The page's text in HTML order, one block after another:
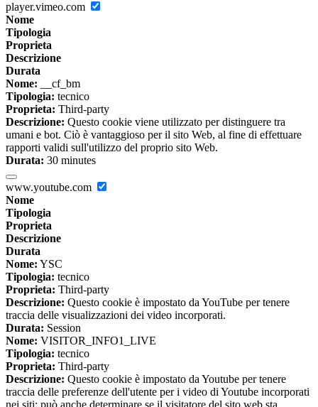
player.vimeo.com
Nome
Tipologia
Proprieta
Descrizione
Durata
Nome: __cf_bm
Tipologia: tecnico
Proprieta: Third-party
Descrizione: Questo cookie viene utilizzato per distinguere tra
umani e bot. Ciò è vantaggioso per il sito Web, al fine di effettuare
rapporti validi sull'utilizzo del proprio sito Web.
Durata: 30 minutes
www.youtube.com
Nome
Tipologia
Proprieta
Descrizione
Durata
Nome: YSC
Tipologia: tecnico
Proprieta: Third-party
Descrizione: Questo cookie è impostato da YouTube per tenere
traccia delle visualizzazioni dei video incorporati.
Durata: Session
Nome: VISITOR_INFO1_LIVE
Tipologia: tecnico
Proprieta: Third-party
Descrizione: Questo cookie è impostato da Youtube per tenere
traccia delle preferenze dell'utente per i video di Youtube incorporati